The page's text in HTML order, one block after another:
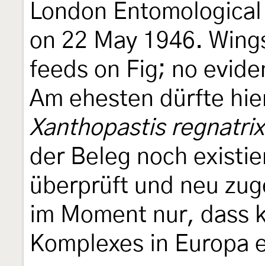
London
on 22 May 1946.
feeds on Fig; no
Am ehesten dürfte
Xanthopastis regnatrix
der Beleg noch
überprüft und neu
im Moment nur, dass
Komplexes in Europa